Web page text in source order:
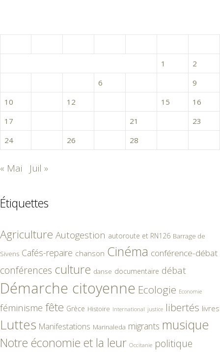
1
2
6
9
10
12 15
16
17
21
23
24
26 28
« Mai Juil »
Étiquettes
Agriculture Autogestion autoroute et RN126 Barrage de
Sivens Cafés-repaire chanson Cinéma conférence-débat
conférences culture danse documentaire débat
Démarche citoyenne Ecologie Economie
féminisme fête Grèce Histoire International justice libertés livres
Luttes Manifestations Marinaleda migrants musique
Notre économie et la leur Occitanie politique